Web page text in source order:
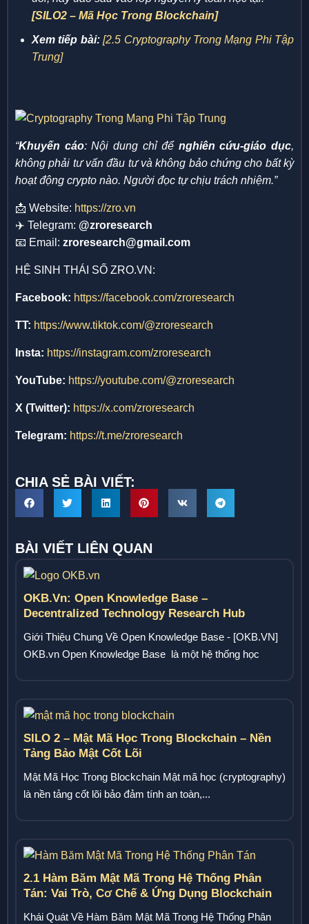
[SILO2 – Mã Học Trong Blockchain]
Xem tiếp bài:[2.5 Cryptography Trong Mạng Phi Tập
Trung]
“Khuyến cáo: Nội dung chỉ để nghiên cứu-giáo dục,
không phải tư vấn đầu tư và không bảo chứng cho bất kỳ
hoạt động crypto nào. Người đọc tự chịu trách nhiệm.”
📩 Website: https://zro.vn
✈️ Telegram: @zroresearch
📧 Email: zroresearch@gmail.com
HỆ SINH THÁI SỐ ZRO.VN:
Facebook: https://facebook.com/zroresearch
TT: https://www.tiktok.com/@zroresearch
Insta: https://instagram.com/zroresearch
YouTube: https://youtube.com/@zroresearch
X (Twitter): https://x.com/zroresearch
Telegram: https://t.me/zroresearch
CHIA SẺ BÀI VIẾT:
BÀI VIẾT LIÊN QUAN
OKB.vn: Open Knowledge Base –
Decentralized Technology Research Hub
Giới Thiệu Chung Về Open Knowledge Base - [OKB.VN]
OKB.vn Open Knowledge Base là một hệ thống học
SILO 2 – Mật Mã Học Trong Blockchain – Nền
Tảng Bảo Mật Cốt Lõi
Mật Mã Học Trong Blockchain Mật mã học (cryptography)
là nền tảng cốt lõi bảo đảm tính an toàn,...
2.1 Hàm Băm Mật Mã Trong Hệ Thống Phân
Tán: Vai Trò, Cơ Chế & Ứng Dụng Blockchain
Khái Quát Về Hàm Băm Mật Mã Trong Hệ Thống Phân